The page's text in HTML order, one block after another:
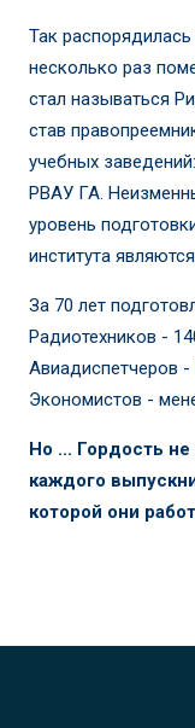
Так распорядилась
несколько раз
стал называться
став
учебных
РВАУ ГА.
уровень
института
За 70 лет
Радиотехников -
Авиадиспетчеров -
Экономистов -
Но ... Гордость
каждого
которой они